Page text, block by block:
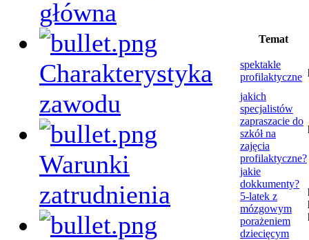
główna
Charakterystyka
zawodu
Warunki
zatrudnienia
Temat
spektakle
profilaktyczne
jakich
specjalistów
zapraszacie do
szkół na
zajęcia
profilaktyczne?
jakie
dokkumenty?
5-latek z
mózgowym
porażeniem
dziecięcym